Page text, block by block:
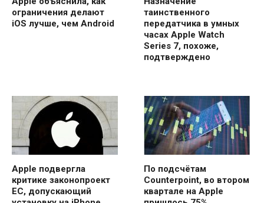
ограничения делают
iOS лучше, чем Android
таинственного
передатчика в умных
часах Apple Watch
Series 7, похоже,
подтверждено
Apple подвергла
критике законопроект
ЕС, допускающий
По подсчётам
Counterpoint, во втором
квартале на Apple